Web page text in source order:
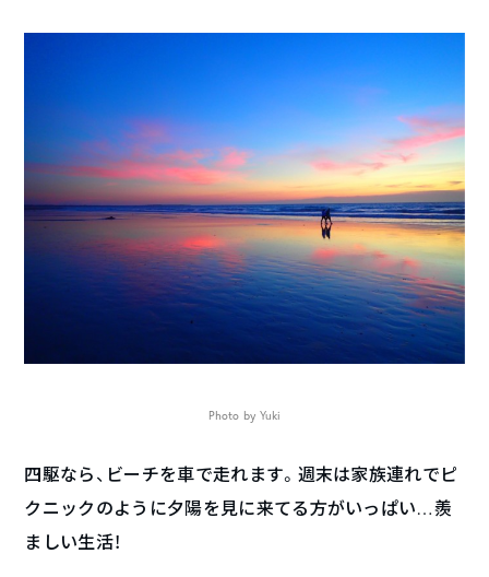
Photo by Yuki
四駆なら、ビーチを車で走れます。週末は家族連れでピ
クニックのように夕陽を見に来てる方がいっぱい…羨
ましい生活！